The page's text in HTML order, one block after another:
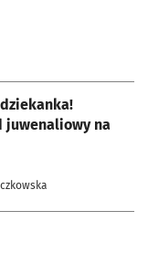
juwenaliowy na